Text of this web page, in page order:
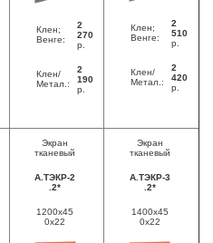
Клен;
Венге:
2
270
р.
Клен/
Метал.:
2
190
р.
Клен;
Венге:
2
510
р.
Клен/
Метал.:
2
420
р.
Экран
тканевый
А.ТЭКР-2
.2*
1200x45
0x22
Экран
тканевый
А.ТЭКР-3
.2*
1400x45
0x22